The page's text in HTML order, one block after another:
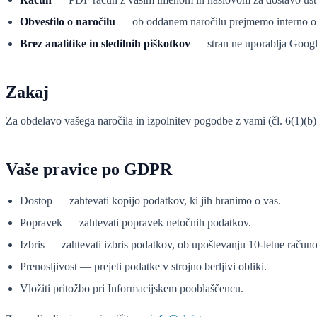
Obvestilo o naročilu — ob oddanem naročilu prejmemo interno
Brez analitike in sledilnih piškotkov — stran ne uporablja
Zakaj
Za obdelavo vašega naročila in izpolnitev pogodbe z vami (čl.
Vaše pravice po GDPR
Dostop — zahtevati kopijo podatkov, ki jih hranimo o vas.
Popravek — zahtevati popravek netočnih podatkov.
Izbris — zahtevati izbris podatkov, ob upoštevanju 10-letne
Prenosljivost — prejeti podatke v strojno berljivi obliki.
Vložiti pritožbo pri Informacijskem pooblaščencu.